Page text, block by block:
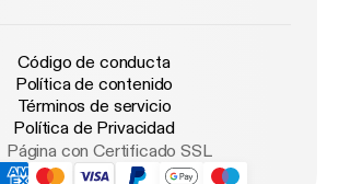
Código de conducta
Política de contenido
Términos de servicio
Política de Privacidad
Página con Certificado SSL